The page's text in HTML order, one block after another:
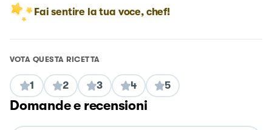
Fai sentire la tua voce, chef!
VOTA QUESTA RICETTA
1 2 3 4 5
Domande e recensioni